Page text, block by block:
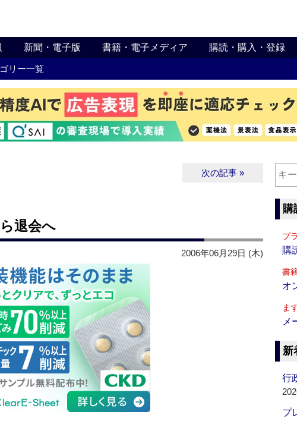
新聞・電子版 書籍・電子メディア 購読・購入・登録
リー一覧
次の記事 »
退会へ
2006年06月29日 (木)
購
プ
購
書
オ
ま
メ
新
行
プ